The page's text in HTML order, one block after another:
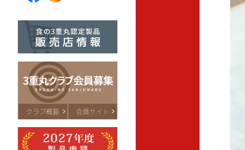
クラブ概要 会員サイト